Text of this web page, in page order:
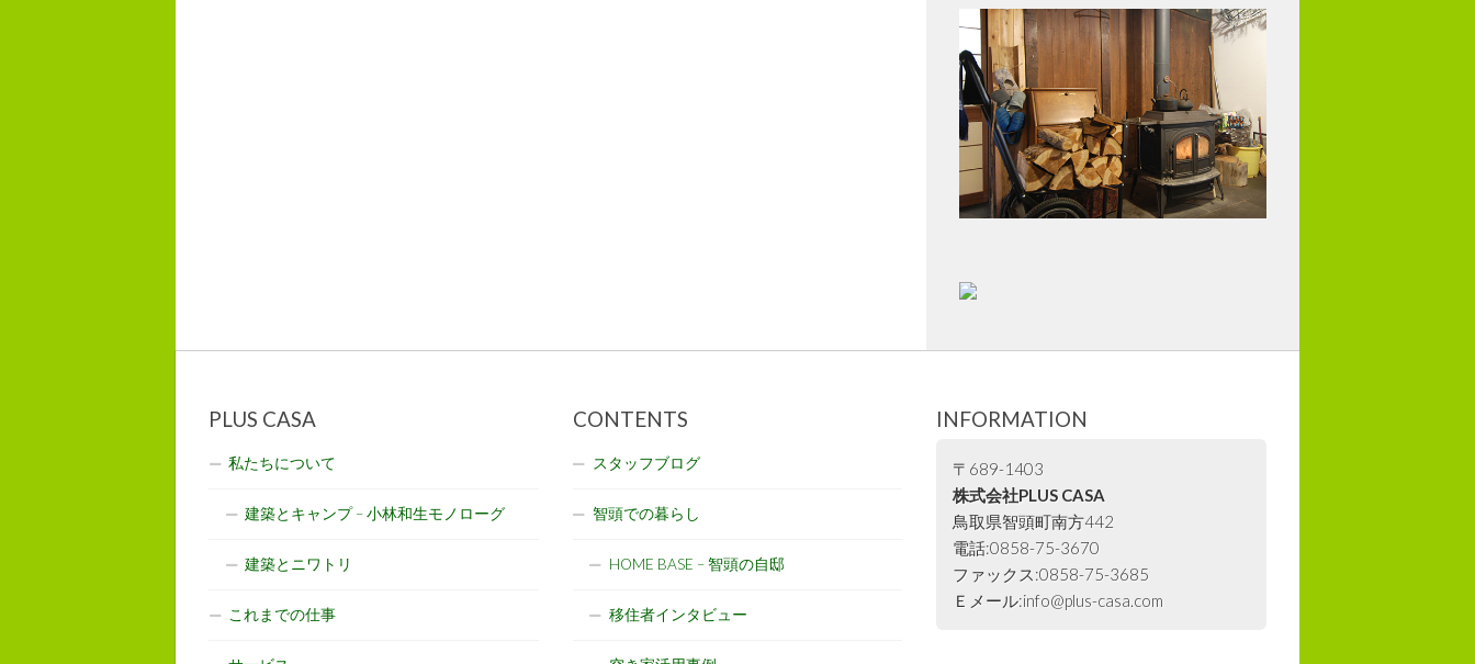
PLUS CASA
私たちについて
建築とキャンプ – 小林和生モノローグ
建築とニワトリ
これまでの仕事
CONTENTS
スタッフブログ
智頭での暮らし
HOME BASE – 智頭の自邸
移住者インタビュー
INFORMATION
〒689-1403
株式会社PLUS CASA
鳥取県智頭町南方442
電話:0858-75-3670
ファックス:0858-75-3685
Ｅメール:info@plus-casa.com